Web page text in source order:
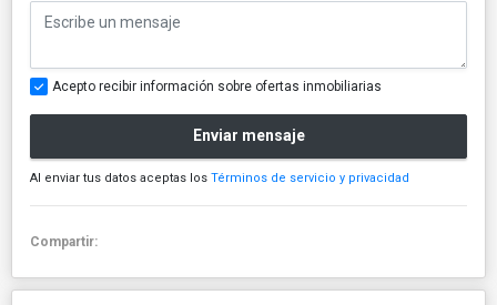
Acepto recibir información sobre ofertas inmobiliarias
Enviar mensaje
Al enviar tus datos aceptas los Términos de servicio y privacidad
Compartir: